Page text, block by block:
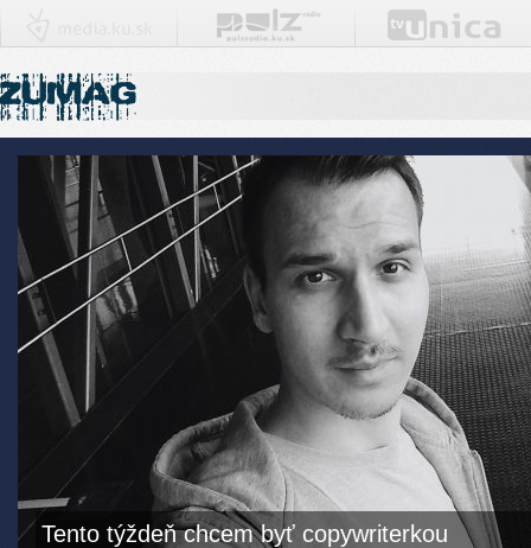
Tento týždeň chcem byť copywriterkou